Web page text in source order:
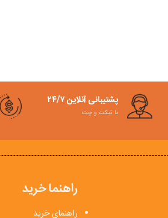
پشتیبانی آنلاین ۲۴/۷
با تیکت و چت
راهنما خرید
راهنمای خرید